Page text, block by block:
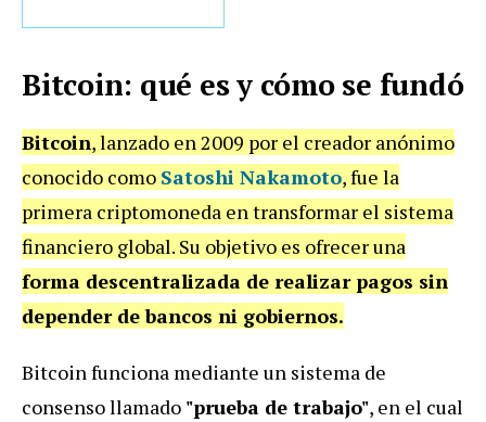
Bitcoin: qué es y cómo se fundó
Bitcoin, lanzado en 2009 por el creador anónimo
conocido como Satoshi Nakamoto, fue la
primera criptomoneda en transformar el sistema
financiero global. Su objetivo es ofrecer una
forma descentralizada de realizar pagos sin
depender de bancos ni gobiernos.
Bitcoin funciona mediante un sistema de
consenso llamado "prueba de trabajo", en el cual